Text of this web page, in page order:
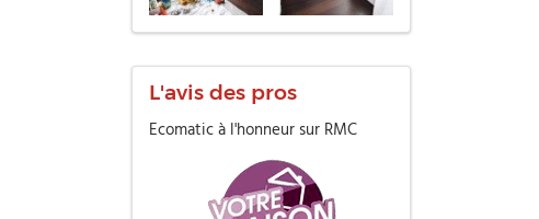
L'avis des pros
Ecomatic à l'honneur sur RMC